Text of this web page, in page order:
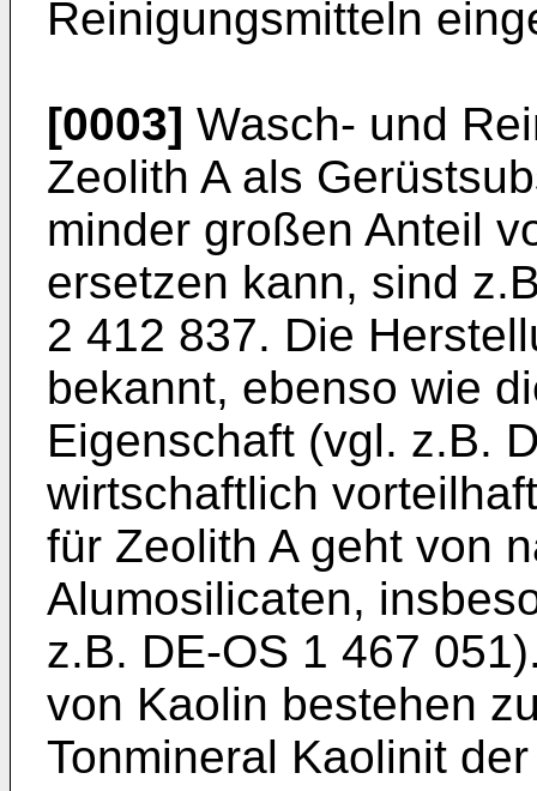
Reinigungsmitteln
[0003] Wasch- und
Zeolith A als
minder großen Anteil
ersetzen kann, sind
2 412 837. Die
bekannt, ebenso wie
Eigenschaft (vgl. z.B.
wirtschaftlich
für Zeolith A geht von
Alumosilicaten,
z.B. DE-OS 1 467
von Kaolin bestehen
Tonmineral Kaolinit